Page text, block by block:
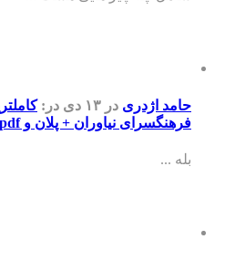
حامد اژدری در ۱۳ دی در:
فرهنگسرای نیاوران + پلان و pdf
بله ...